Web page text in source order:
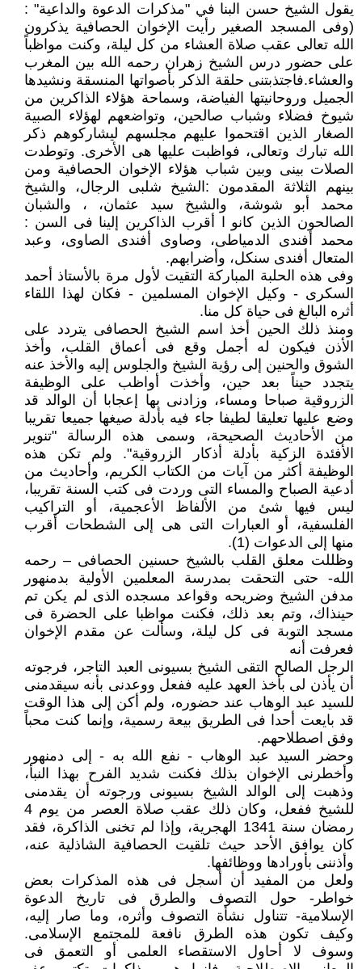
يقول الشيخ حسن البنا في "مذكرات الدعوة والداعية" :
(وفى المسجد الصغير رأيت الإخوان الحصافية يذكرون
الله تعالى عقب صلاة العشاء من كل ليلة، وكنت مواظباً
على حضور درس الشيخ زهران رحمه الله بين المغرب
والعشاء.فاجتذبتنى حلقة الذكر بأصواتها المنسقة ونشيدها
الجميل وروحانيتها الفياضة، وسماحة هؤلاء الذاكرين من
شيوخ فضلاء وشباب صالحين، وتواضعهم لهؤلاء الصبية
الصغار الذين اقتحموا عليهم مجلسهم ليشاركوهم ذكر
الله تبارك وتعالى، فواظبت عليها هى الأخرى. وتوطدت
الصلات بينى وبين شباب هؤلاء الإخوان الحصافية ومن
بينهم الثلاثة المقدمون :الشيخ شلبى الرجال، والشيخ
محمد أبو شوشة، والشيخ سيد عثمان، ، والشبان
الصالحون الذين كانو ا أقرب الذاكرين إلينا فى السن :
محمد أفندى الدمياطى، وصاوى أفندى الصاوى، وعبد
المتعال أفندى سنكل، وأضرابهم.
وفى هذه الحلبة المباركة التقيت لأول مرة بالأستاذ أحمد
السكرى - وكيل الإخوان المسلمين - فكان لهذا اللقاء
أثره البالغ فى حياة كل منا.
ومنذ ذلك الحين أخذ اسم الشيخ الحصافى يتردد على
الأذن فيكون له أجمل وقع فى أعماق القلب، وأخذ
الشوق والحنين إلى رؤية الشيخ والجلوس إليه والأخذ عنه
يتجدد حيناً بعد حين، وأخذت أواظب على الوظيفة
الزروقية صباحا ومساء، وزادنى بها إعجابا أن الوالد قد
وضع عليها تعليقا لطيفا جاء فيه بأدلة صيغها جميعا تقريبا
من الأحاديث الصحيحة، وسمى هذه الرسالة "تنوير
الأفئدة الزكية بأدلة أذكار الزروقية". ولم تكن هذه
الوظيفة أكثر من آيات من الكتاب الكريم، وأحاديث من
أدعية الصباح والمساء التى وردت فى كتب السنة تقريبا،
ليس فيها شئ من الألفاظ الأعجمية، أو التراكيب
الفلسفية، أو العبارات التى هى إلى الشطحات أقرب
منها إلى الدعوات (1).
وظللت معلق القلب بالشيخ حسنين الحصافى – رحمه
الله- حتى التحقت بمدرسة المعلمين الأولية بدمنهور
مدفن الشيخ وضريحه وقواعد مسجده الذى لم يكن تم
حينذاك، وتم بعد ذلك، فكنت مواظبا على الحضرة فى
مسجد التوبة فى كل ليلة، وسألت عن مقدم الإخوان
فعرفت أنه
الرجل الصالح التقى الشيخ بسيونى العبد التاجر، فرجوته
أن يأذن لى بأخذ العهد عليه ففعل ووعدنى بأنه سيقدمنى
للسيد عبد الوهاب عند حضوره، ولم أكن إلى هذا الوقت
قد بايعت أحدا فى الطريق بيعة رسمية، وإنما كنت محباً
وفق اصطلاحهم.
وحضر السيد عبد الوهاب - نفع الله به - إلى دمنهور
وأخطرنى الإخوان بذلك فكنت شديد الفرح بهذا النبأ،
وذهبت إلى الوالد الشيخ بسيونى ورجوته أن يقدمنى
للشيخ ففعل، وكان ذلك عقب صلاة العصر من يوم 4
رمضان سنة 1341 الهجرية، وإذا لم تخنى الذاكرة، فقد
كان يوافق الأحد حيث تلقيت الحصافية الشاذلية عنه،
وأذننى بأورادها ووظائفها.
ولعل من المفيد أن أسجل فى هذه المذكرات بعض
خواطر- حول التصوف والطرق فى تاريخ الدعوة
الإسلامية- تتناول نشأة التصوف وأثره، وما صار إليه،
وكيف تكون هذه الطرق نافعة للمجتمع الإسلامى.
وسوف لا أحاول الاستقصاء العلمى أو التعمق فى